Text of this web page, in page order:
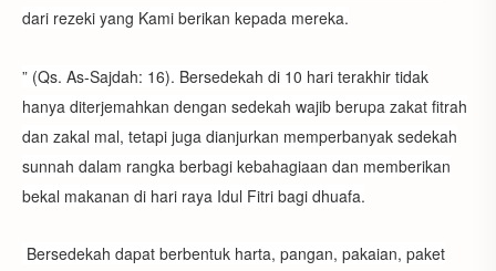
dari rezeki yang Kami berikan kepada mereka.
” (Qs. As-Sajdah: 16). Bersedekah di 10 hari terakhir tidak
hanya diterjemahkan dengan sedekah wajib berupa zakat fitrah
dan zakal mal, tetapi juga dianjurkan memperbanyak sedekah
sunnah dalam rangka berbagi kebahagiaan dan memberikan
bekal makanan di hari raya Idul Fitri bagi dhuafa.
Bersedekah dapat berbentuk harta, pangan, pakaian, paket